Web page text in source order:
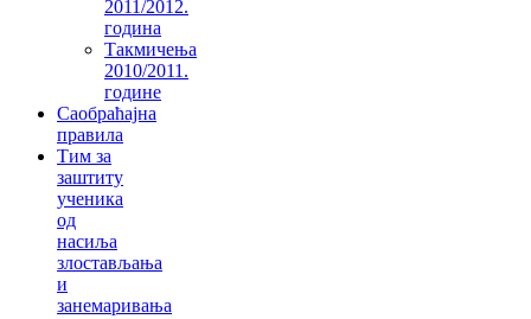
2011/2012.
година
Такмичења
2010/2011.
године
Саобраћајна
правила
Тим за
заштиту
ученика
од
насиља
злостављања
и
занемаривања